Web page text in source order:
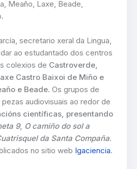
Meaño, Laxe, Beade,
secretario xeral da Lingua,
ao estudantado dos centros
colexios de Castroverde,
Castro Baixoi de Miño e
e Beade. Os grupos de
audiovisuais ao redor de
científicas, presentando
9, O camiño do sol a
da Santa Compaña.
no sitio web Igaciencia.